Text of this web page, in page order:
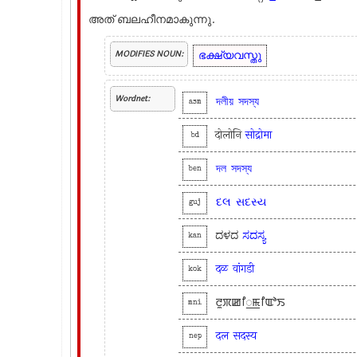
അത് ബലഹീനമാകുന്നു.
MODIFIES NOUN: ഭക്ഷ്യവസ്തു
Wordnet: asm দলীয় সদস্য
bd दोलोनिसोद्रोमा
ben দল সদস্য
guj દલ સદસ્ય
kan ದಳದ ಸದಸ್ಯ
kok दळ वांगडी
mni ꯂꯨꯞꯀꯤ꯭ꯃꯤꯑꯣꯏ
nep दल सदस्य